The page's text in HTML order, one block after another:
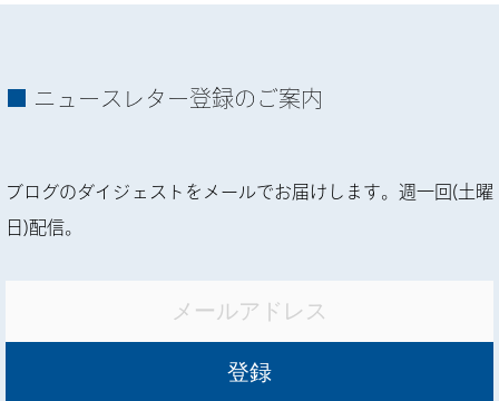
ニュースレター登録のご案内
ブログのダイジェストをメールでお届けします。週一回(土曜
日)配信。